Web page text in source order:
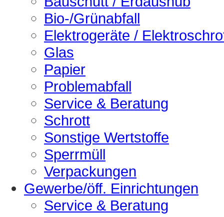
Bio-/Grünabfall
Elektrogeräte /
Glas
Papier
Problemabfall
Service & Beratung
Schrott
Sonstige Wertstoffe
Sperrmüll
Verpackungen
Gewerbe/öff. Einrichtungen
Service & Beratung